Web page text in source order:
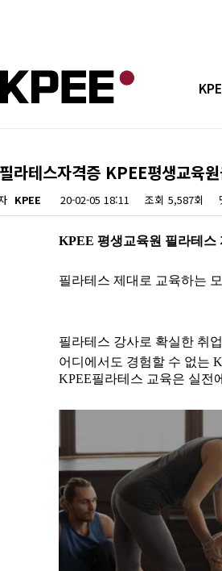
교
민간
오
라테스자격증 KPEE평생교육
KPEE 20-02-05 18:11 조회 5,587회
KPEE 평생교육원 필라테스
필라테스 제대로 교육하는
필라테스 강사로 확실한 취
어디에서도 경험할 수 없는
KPEE필라테스 교육은 실전